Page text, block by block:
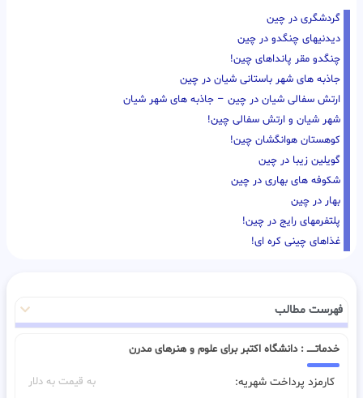
گردشگری در چین
دیدنیهای چنگدو در چین
چنگدو مقر پانداهای چین!
جاذبه های شهر باستانی شیان در چین
ارتش سفالی شیان در چین – جاذبه های شهر شیان
شهر شیان و ارتش سفالی چین!
کوهستان هوانگشان چین!
گویلین زیبا در چین
شکوفه های بهاری در چین
بهار در چین
پلتفرمهای رایج در چین!
غذاهای چینی کره ای!
فهرست مطالب
خدماتـــــ : دانشگاه اکتبر برای علوم و هنرهای مدرن
کارمزد پرداخت شهریه: به قیمت به دلار